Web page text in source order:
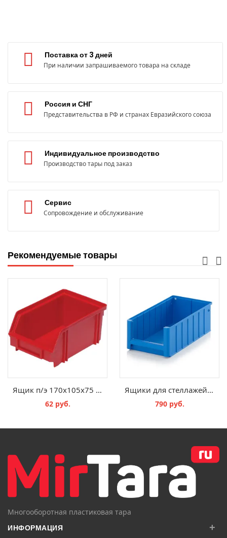
Поставка от 3 дней
При наличии запрашиваемого товара на складе
Россия и СНГ
Представительства в РФ и странах Евразийского союза
Индивидуальное производство
Производство тары под заказ
Сервис
Сопровождение и обслуживание
Рекомендуемые товары
Ящик п/э 170х105х75 цв. красный
62 руб.
Ящики для стеллажей и технологических потоков RK 4214
790 руб.
Многооборотная пластиковая тара
ИНФОРМАЦИЯ
+